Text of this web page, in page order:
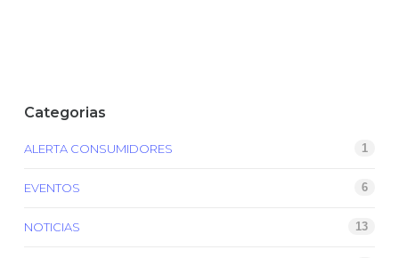
Categorias
ALERTA CONSUMIDORES 1
EVENTOS 6
NOTICIAS 13